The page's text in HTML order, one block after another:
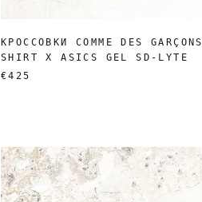
КРОССОВКИ COMME DES GARÇONS
SHIRT X ASICS GEL SD-LYTE
€425